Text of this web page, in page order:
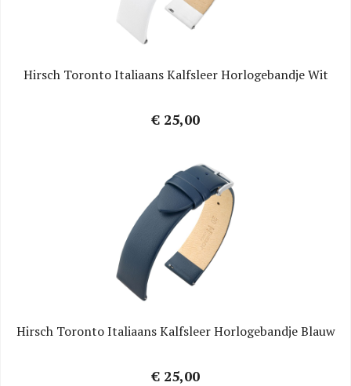
Hirsch Toronto Italiaans Kalfsleer Horlogebandje Wit
€ 25,00
Hirsch Toronto Italiaans Kalfsleer Horlogebandje Blauw
€ 25,00